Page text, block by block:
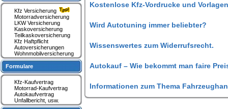
Kostenlose Kfz-Vordrucke und
Wird Autotuning immer beliebter?
Wissenswertes zum Widerrufsrecht.
Autokauf – Wie bekommt man faire
Informationen zum Thema
Kfz Versicherung
Motorradversicherung
LKW Versicherung
Kaskoversicherung
Teilkaskoversicherung
Kfz Haftpflicht
Autoversicherungen
Wohnmobilversicherung
Formulare
Kfz-Kaufvertrag
Motorrad-Kaufvertrag
Autokaufvertrag
Unfallbericht, usw.